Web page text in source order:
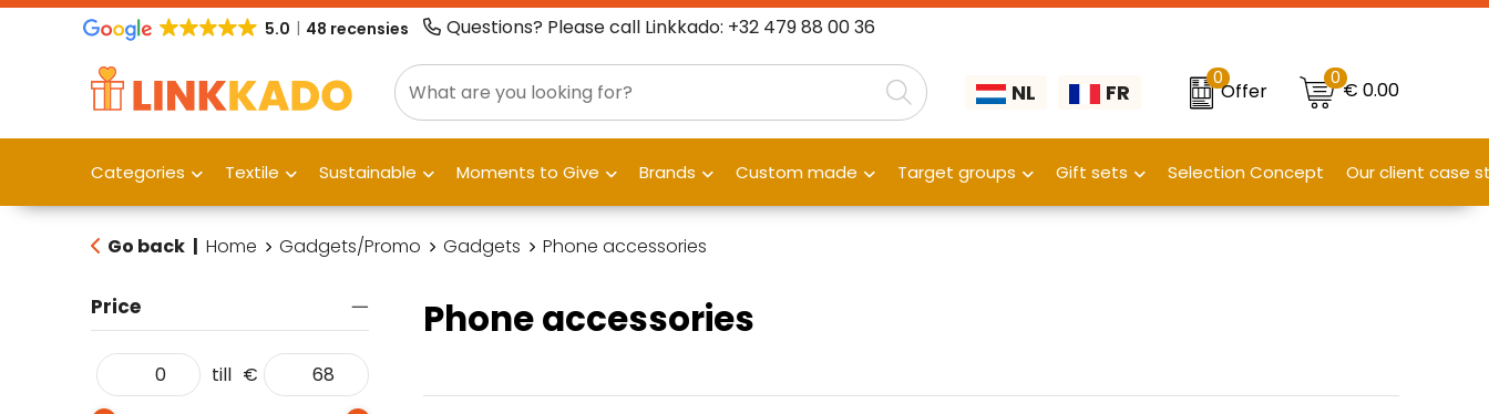
5.0 48 recensies Questions? Please call Linkkado: +32 479 88 00 36
NL FR
0
Offer
0€ 0.00
Categories Textile Sustainable Moments to Give Brands Custom made Target groups Gift sets Selection Concept Our client case
Go back | Home Gadgets/Promo Gadgets Phone accessories
Price
till €
Phone accessories